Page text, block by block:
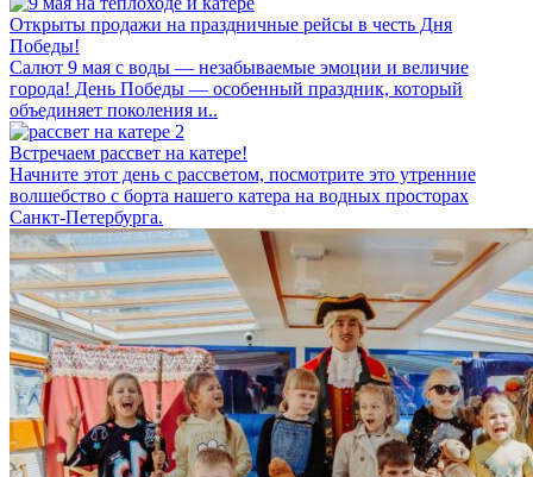
Открыты продажи на праздничные рейсы в честь Дня
Победы!
Салют 9 мая с воды — незабываемые эмоции и величие
города! День Победы — особенный праздник, который
объединяет поколения и..
Встречаем рассвет на катере!
Начните этот день с рассветом, посмотрите это утренние
волшебство с борта нашего катера на водных просторах
Санкт-Петербурга.